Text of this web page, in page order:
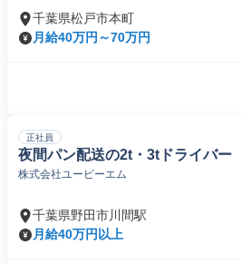
千葉県松戸市本町
月給40万円～70万円
正社員
夜間パン配送の2t・3tドライバー
株式会社ユービーエム
千葉県野田市川間駅
月給40万円以上